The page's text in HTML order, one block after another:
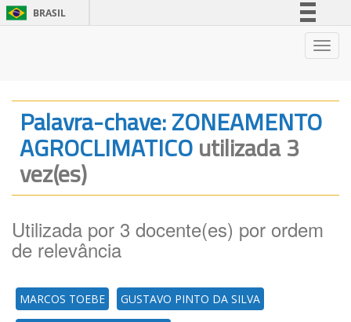
BRASIL
Legislação
Canais
Palavra-chave: ZONEAMENTO
AGROCLIMATICOutilizada 3
vez(es)
Utilizada por 3 docente(es) por ordem
de relevância
MARCOS TOEBE GUSTAVO PINTO DA SILVA